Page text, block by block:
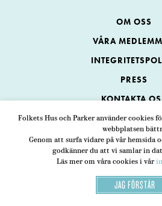
Folkets Hus och Parker använder cookies
webbplatsen
Genom att surfa vidare på vår hemsida
godkänner du att vi samlar in
Läs mer om våra cookies i vår
JAG FÖRSTÅR
OM OSS
VÅRA
PRESS
KONTAKTA
Folkets Hus och
ADRESS
118 48 Stockholm
TELEFON 08-452 25